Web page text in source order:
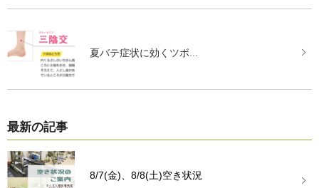
夏バテ症状に効くツボ...
最新の記事
8/7(金)、8/8(土)空き状況